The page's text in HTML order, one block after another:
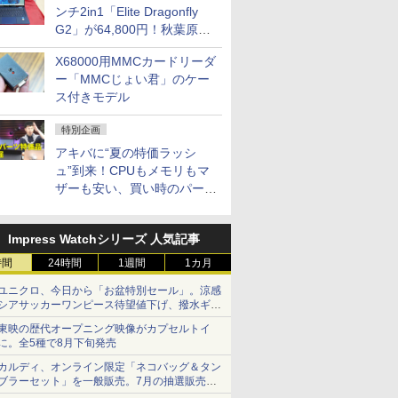
ンチ2in1「Elite Dragonfly
G2」が64,800円！秋葉原で
中古PCセール
X68000用MMCカードリーダ
ー「MMCじょい君」のケー
ス付きモデル
特別企画
アキバに“夏の特価ラッシ
ュ”到来！CPUもメモリもマ
ザーも安い、買い時のパーツ
Impress Watchシリーズ 人気記事
24時間 1週間 1カ月
ニクロ、今日から「お盆特別セール」。涼感
アサッカーワンピース待望値下げ、撥水ギア
ョーツは1990円に
映の歴代オープニング映像がカプセルトイ
。全5種で8月下旬発売
ルディ、オンライン限定「ネコバッグ＆タン
ラーセット」を一般販売。7月の抽選販売の
選無効分